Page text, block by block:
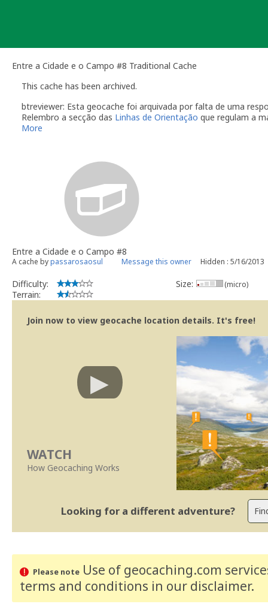
Entre a Cidade e o Campo #8 Traditional Cache
This cache has been archived.
btreviewer: Esta geocache foi arquivada por falta de uma
Relembro a secção das Linhas de Orientação que regulam a
quando alguém reporta um problema com a geocache
"Precisa de Manutenção". Desactive temporariamente
geocache até que tenha resolvido o problema. É-lhe
do qual deverá verificar o estado da sua geocache. Se
temporariamente desactivada por um longo período de
Se no local existe algum recipiente por favor recolha-
Uma vez que se trata de um caso de falta de manutenção a
conta este arquivamento por falta de manutenção.
btreviewer
Work with the reviewer, not against him
More
Entre a Cidade e o Campo #8
A cache bypassarosaosul Message this owner Hidden : 5/16/2013
Difficulty:
Terrain:
Size: (micro)
Join now to view geocache location details. It's free!
WATCH
How Geocaching Works
Looking for a different adventure?
Please noteUse of geocaching.com
terms and conditions in our disclaimer.